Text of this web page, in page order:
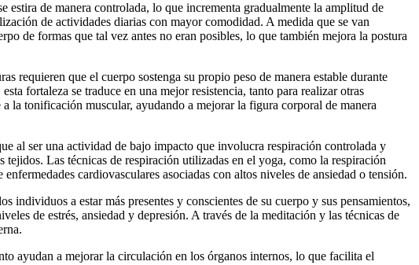
de manera controlada, lo que incrementa gradualmente la amplitud de
de actividades diarias con mayor comodidad. A medida que se van
de formas que tal vez antes no eran posibles, lo que también mejora la postura
requieren que el cuerpo sostenga su propio peso de manera estable durante
fortaleza se traduce en una mejor resistencia, tanto para realizar otras
la tonificación muscular, ayudando a mejorar la figura corporal de manera
al ser una actividad de bajo impacto que involucra respiración controlada y
Las técnicas de respiración utilizadas en el yoga, como la respiración
cardiovasculares asociadas con altos niveles de ansiedad o tensión.
a estar más presentes y conscientes de su cuerpo y sus pensamientos,
de estrés, ansiedad y depresión. A través de la meditación y las técnicas de
ayudan a mejorar la circulación en los órganos internos, lo que facilita el